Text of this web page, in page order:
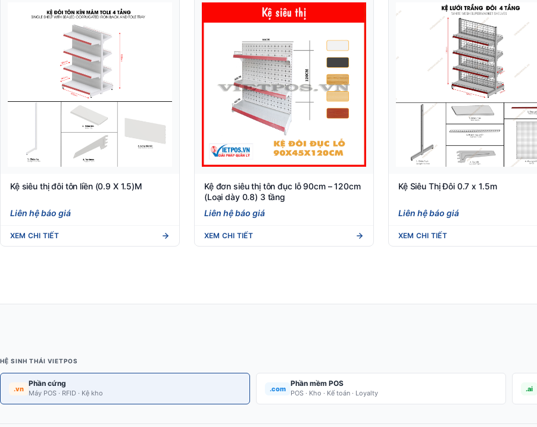
Kệ siêu thị đôi tôn liền (0.9 X 1.5)M
Liên hệ báo giá
XEM CHI TIẾT
Kệ đơn siêu thị tôn đục lỗ 90cm – 120cm
(Loại dày 0.8) 3 tầng
Liên hệ báo giá
XEM CHI TIẾT
Kệ Siêu Thị Đôi 0.7 x 1.5m
Liên hệ báo giá
XEM CHI TIẾT
HỆ SINH THÁI VIETPOS
.vn
Phần cứng
Máy POS · RFID · Kệ kho
.com
Phần mềm POS
POS · Kho · Kế toán · Loyalty
.ai